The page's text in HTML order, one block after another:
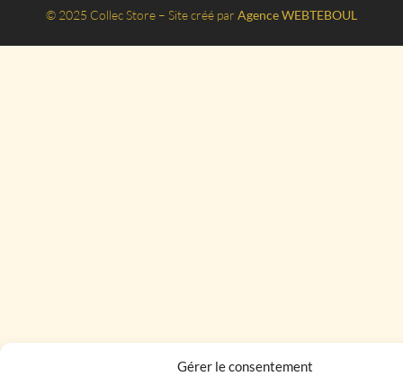
Gérer le consentement
© 2025 Collec Store – Site créé par Agence WEBTEBOUL